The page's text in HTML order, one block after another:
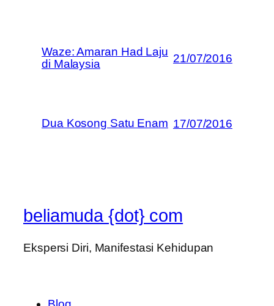
Waze: Amaran Had Laju
di Malaysia
21/07/2016
Dua Kosong Satu Enam 17/07/2016
beliamuda {dot} com
Ekspersi Diri, Manifestasi Kehidupan